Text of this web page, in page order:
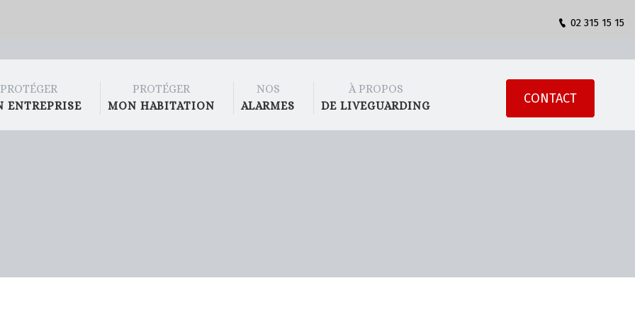
02 315 15 15
PROTÉGER
ENTREPRISE
PROTÉGER
MON HABITATION
NOS
ALARMES
À PROPOS
DE LIVEGUARDING
CONTACT